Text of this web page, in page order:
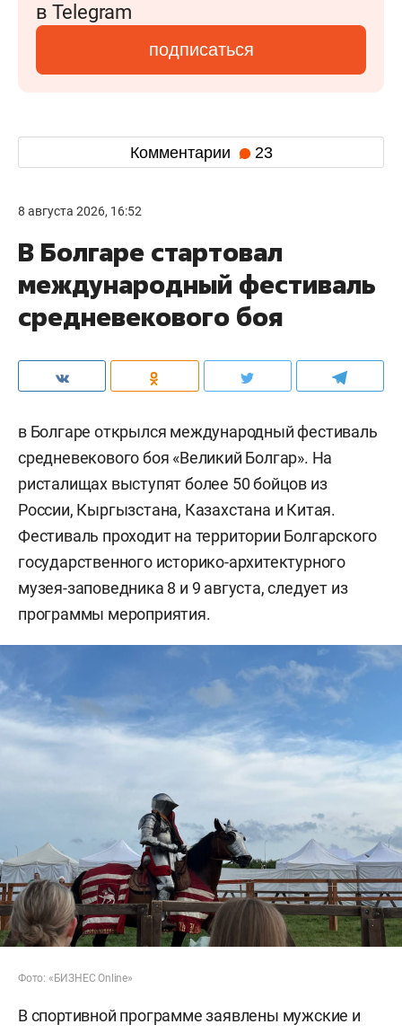
в Telegram
подписаться
Комментарии 23
8 августа 2026, 16:52
В Болгаре стартовал
международный фестиваль
средневекового боя
в Болгаре открылся международный фестиваль
средневекового боя «Великий Болгар». На
ристалищах выступят более 50 бойцов из
России, Кыргызстана, Казахстана и Китая.
Фестиваль проходит на территории Болгарского
государственного историко-архитектурного
музея-заповедника 8 и 9 августа, следует из
программы мероприятия.
Фото: «БИЗНЕС Online»
В спортивной программе заявлены мужские и